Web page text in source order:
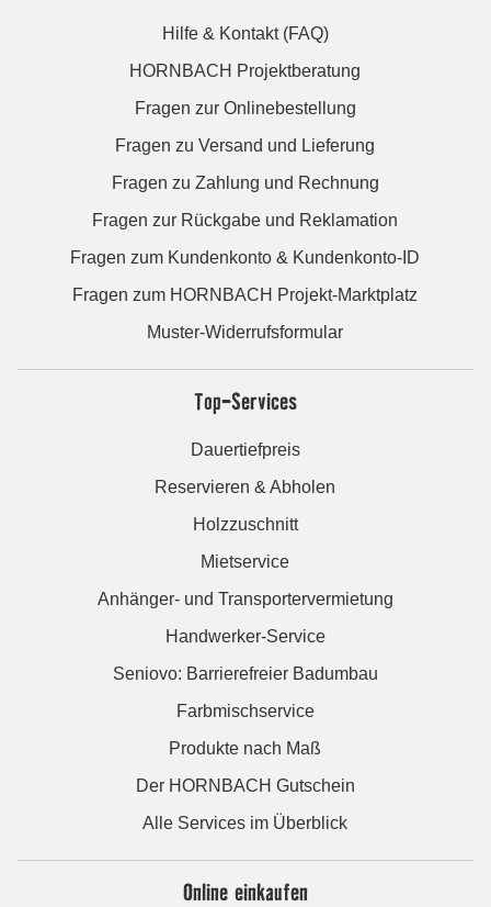
Hilfe & Kontakt (FAQ)
HORNBACH Projektberatung
Fragen zur Onlinebestellung
Fragen zu Versand und Lieferung
Fragen zu Zahlung und Rechnung
Fragen zur Rückgabe und Reklamation
Fragen zum Kundenkonto & Kundenkonto-ID
Fragen zum HORNBACH Projekt-Marktplatz
Muster-Widerrufsformular
Top-Services
Dauertiefpreis
Reservieren & Abholen
Holzzuschnitt
Mietservice
Anhänger- und Transportervermietung
Handwerker-Service
Seniovo: Barrierefreier Badumbau
Farbmischservice
Produkte nach Maß
Der HORNBACH Gutschein
Alle Services im Überblick
Online einkaufen